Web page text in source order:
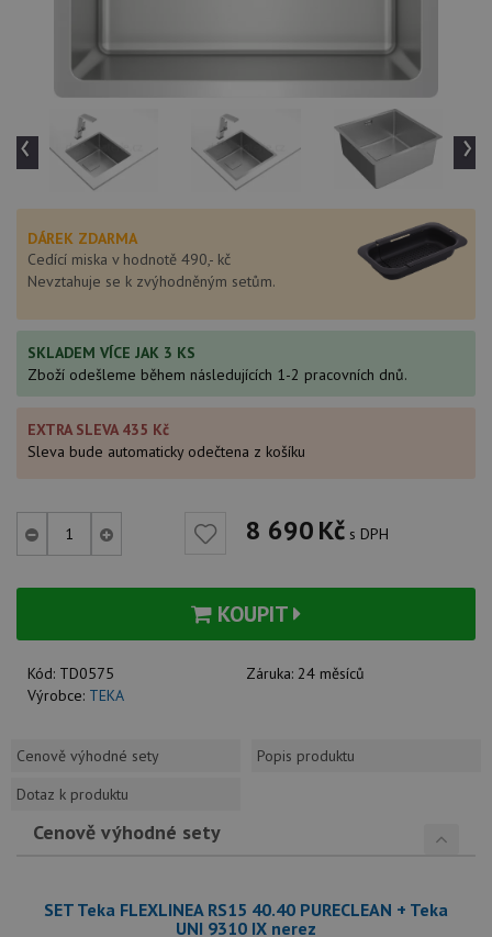
‹ ›
DÁREK ZDARMA
Cedící miska v hodnotě 490,- kč
Nevztahuje se k zvýhodněným setům.
SKLADEM VÍCE JAK 3 KS
Zboží odešleme během následujících 1-2 pracovních dnů.
EXTRA SLEVA 435 Kč
Sleva bude automaticky odečtena z košíku
8 690Kč s DPH
KOUPIT
Kód: TD0575 Záruka: 24 měsíců
Výrobce: TEKA
Cenově výhodné sety
Popis produktu
Dotaz k produktu
Cenově výhodné sety
SET Teka FLEXLINEA RS15 40.40 PURECLEAN + Teka
UNI 9310 IX nerez